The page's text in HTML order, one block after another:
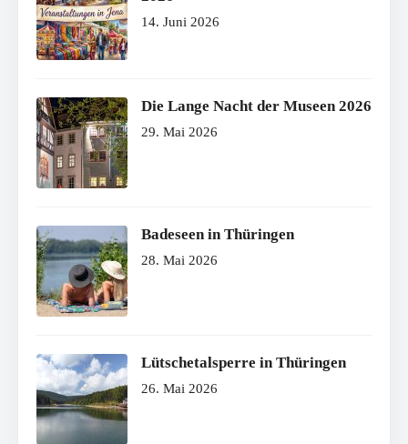
14. Juni 2026
Die Lange Nacht der Museen 2026
29. Mai 2026
Badeseen in Thüringen
28. Mai 2026
Lütschetalsperre in Thüringen
26. Mai 2026